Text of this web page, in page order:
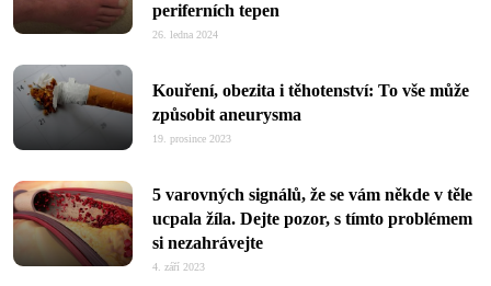
periferních tepen
26. ledna 2024
Kouření, obezita i těhotenství: To vše může
způsobit aneurysma
19. prosince 2023
5 varovných signálů, že se vám někde v těle
ucpala žíla. Dejte pozor, s tímto problémem
si nezahrávejte
4. září 2023